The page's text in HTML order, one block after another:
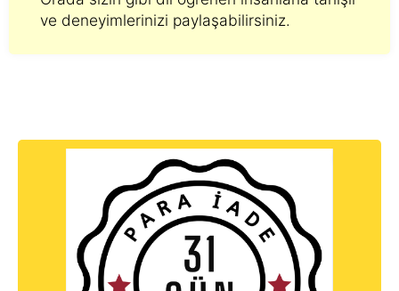
ve deneyimlerinizi paylaşabilirsiniz.